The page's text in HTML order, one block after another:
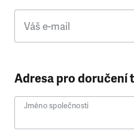
Váš e-mail
Adresa pro doručení
Jméno společnosti